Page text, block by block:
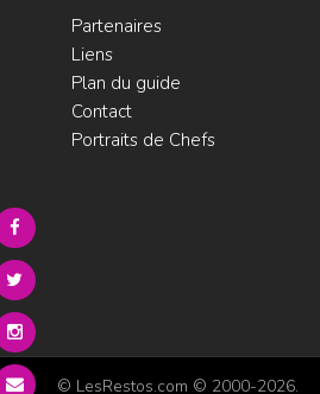
Partenaires
Liens
Plan du guide
Contact
Portraits de Chefs
© LesRestos.com © 2000-2026.